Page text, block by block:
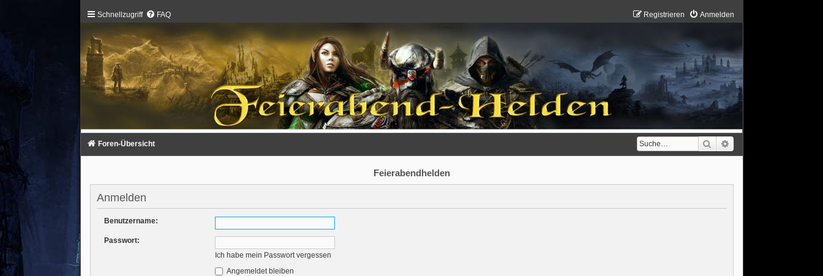
Schnellzugriff FAQ Anmelden
Registrieren
Suche
Foren-Übersicht
Feierabendhelden
Anmelden
Benutzername:
Passwort:
Ich habe mein Passwort vergessen
Angemeldet bleiben